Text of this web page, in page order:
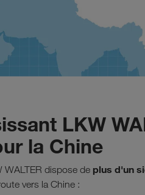
LKW
la Chine
dispose de plus d'un
vers la Chine :